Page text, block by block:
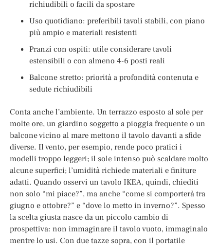
richiudibili o facili da spostare
Uso quotidiano: preferibili tavoli stabili, con piano
più ampio e materiali resistenti
Pranzi con ospiti: utile considerare tavoli
estensibili o con almeno 4-6 posti reali
Balcone stretto: priorità a profondità contenuta e
sedute richiudibili
Conta anche l’ambiente. Un terrazzo esposto al sole per
molte ore, un giardino soggetto a pioggia frequente o un
balcone vicino al mare mettono il tavolo davanti a sfide
diverse. Il vento, per esempio, rende poco pratici i
modelli troppo leggeri; il sole intenso può scaldare molto
alcune superfici; l’umidità richiede materiali e finiture
adatti. Quando osservi un tavolo IKEA, quindi, chiediti
non solo “mi piace?”, ma anche “come si comporterà tra
giugno e ottobre?” e “dove lo metto in inverno?”. Spesso
la scelta giusta nasce da un piccolo cambio di
prospettiva: non immaginare il tavolo vuoto, immaginalo
mentre lo usi. Con due tazze sopra, con il portatile